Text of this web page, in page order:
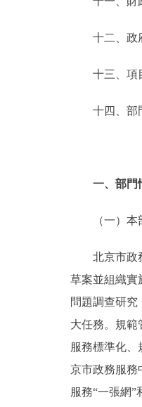
十二、政府
十三、項
十四、部門
一、部門
（一）本部
北京市政務
草案並組織實
問題調查研
大任務。規範
服務標準化
京市政務服務
服務“一張網